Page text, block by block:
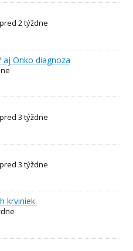
pred 2 týždne
aj Onko diagnoza
pred 3 týždne
pred 3 týždne
krviniek.